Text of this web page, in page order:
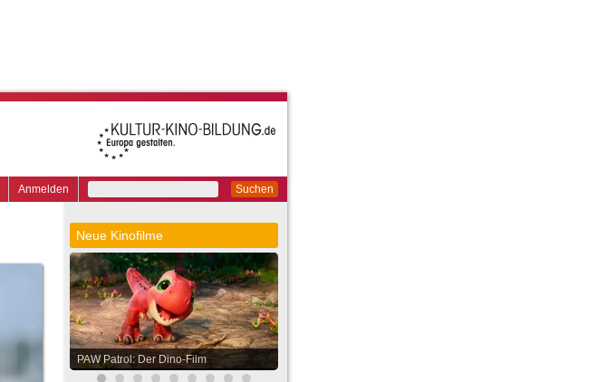
Suchen
Anmelden
Neue Kinofilme
PAW Patrol: Der Dino-Film